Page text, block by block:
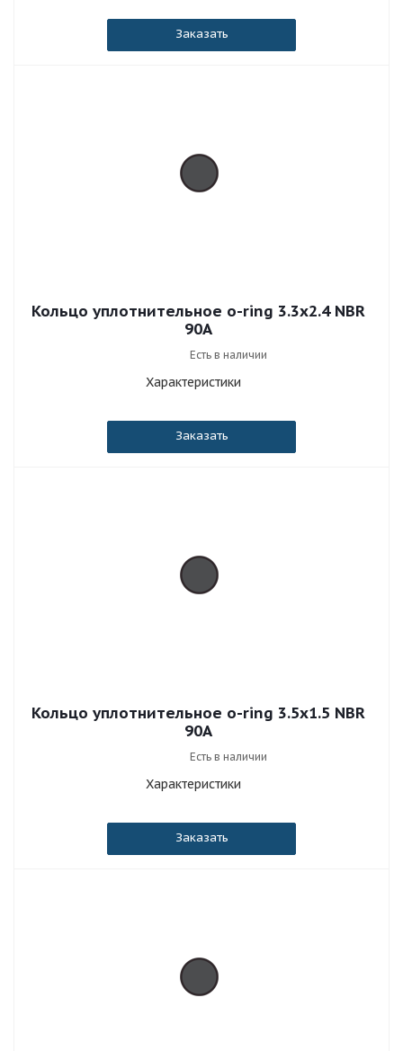
Заказать
Кольцо уплотнительное o-ring 3.3x2.4 NBR
90A
Есть в наличии
Характеристики
Заказать
Кольцо уплотнительное o-ring 3.5x1.5 NBR
90A
Есть в наличии
Характеристики
Заказать